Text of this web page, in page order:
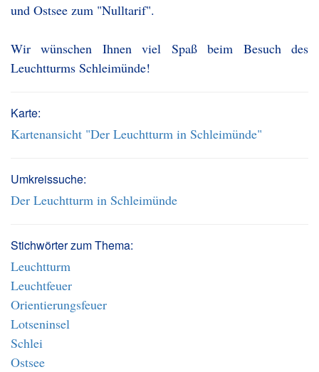
und Ostsee zum "Nulltarif".
Wir wünschen Ihnen viel Spaß beim Besuch des
Leuchtturms Schleimünde!
Karte:
Kartenansicht "Der Leuchtturm in Schleimünde"
Umkreissuche:
Der Leuchtturm in Schleimünde
Stichwörter zum Thema:
Leuchtturm
Leuchtfeuer
Orientierungsfeuer
Lotseninsel
Schlei
Ostsee